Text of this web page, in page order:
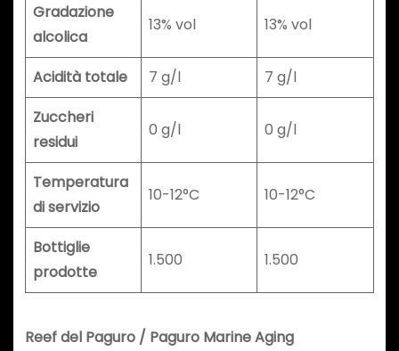
Gradazione
alcolica
13% vol 13% vol
Acidità totale 7 g/l
7 g/l
Zuccheri
residui
0 g/l 0 g/l
Temperatura
di servizio
10-12°C 10-12°C
Bottiglie
prodotte
1.500 1.500
Reef del Paguro / Paguro Marine Aging